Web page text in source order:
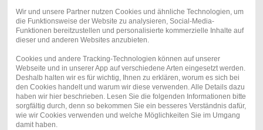
Wir und unsere Partner nutzen Cookies und ähnliche Technologien, um
die Funktionsweise der Website zu analysieren, Social-Media-
Funktionen bereitzustellen und personalisierte kommerzielle Inhalte auf
dieser und anderen Websites anzubieten.
Cookies und andere Tracking-Technologien können auf unserer
Webseite und in unserer App auf verschiedene Arten eingesetzt werden.
Deshalb halten wir es für wichtig, Ihnen zu erklären, worum es sich bei
den Cookies handelt und warum wir diese verwenden. Alle Details dazu
haben wir hier beschrieben. Lesen Sie die folgenden Informationen bitte
sorgfältig durch, denn so bekommen Sie ein besseres Verständnis dafür,
wie wir Cookies verwenden und welche Möglichkeiten Sie im Umgang
damit haben.